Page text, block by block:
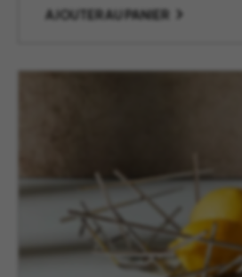
AJOUTER AU PANIER